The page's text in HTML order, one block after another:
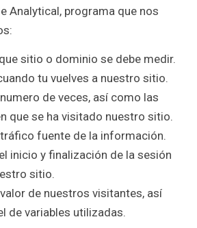
Analytical, programa que nos
sitio o dominio se debe medir.
tu vuelves a nuestro sitio.
de veces, así como las
que se ha visitado nuestro sitio.
fuente de la información.
inicio y finalización de la sesión
sitio.
de nuestros visitantes, así
de variables utilizadas.